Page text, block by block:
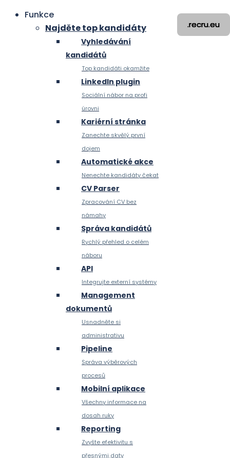
Funkce
Najděte top kandidáty
Vyhledávání
kandidátů
Top kandidáti okamžite
LinkedIn plugin
Sociální nábor na profi
úrovni
Kariérní stránka
Zanechte skvělý první
dojem
Automatické akce
Nenechte kandidáty čekat
CV Parser
Zpracování CV bez
námahy
Správa kandidátů
Rychlý přehled o celém
náboru
API
Integrujte externí systémy
Management
dokumentů
Usnadněte si
administrativu
Pipeline
Správa výběrových
procesů
Mobilní aplikace
Všechny informace na
dosah ruky
Reporting
Zvyšte efektivitu s
přesnými daty
.recru.eu
.recru.eu
.recru.eu
.recru.eu